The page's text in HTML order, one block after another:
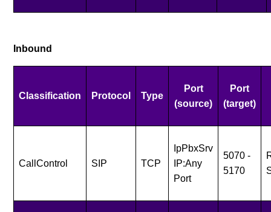
Inbound
Classification Protocol Type
Port
(source)
Port
(target)
CallControl SIP TCP
IpPbxSrv
IP:Any
Port
5070 -
5170